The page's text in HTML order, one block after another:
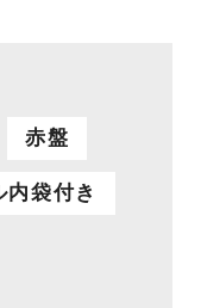
赤盤
内袋付き